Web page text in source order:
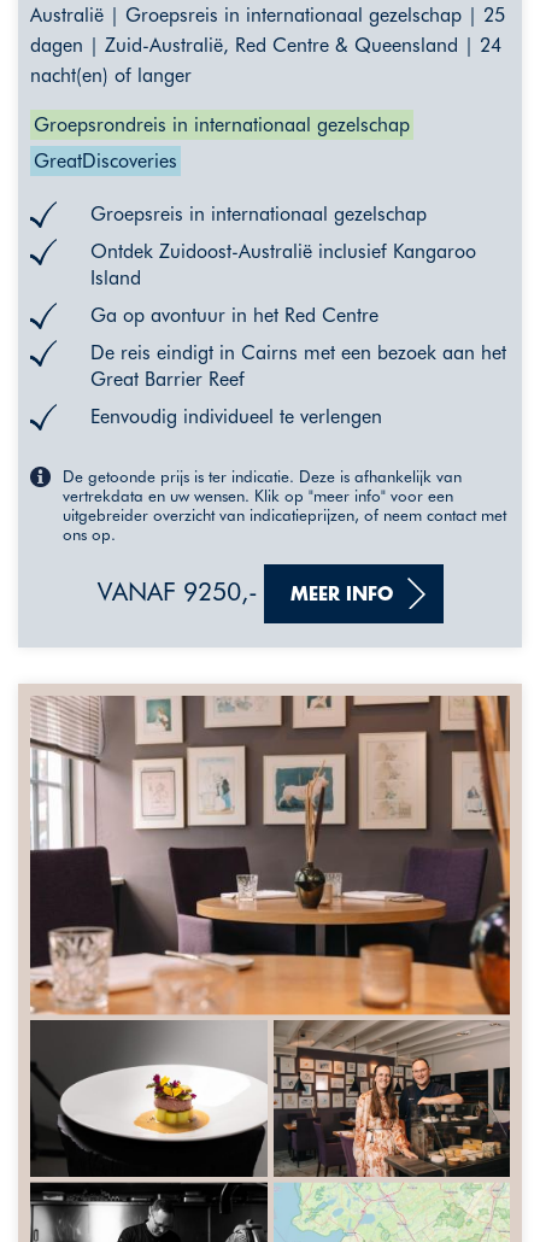
Australië | Groepsreis in internationaal gezelschap | 25
dagen | Zuid-Australië, Red Centre & Queensland | 24
nacht(en) of langer
Groepsrondreis in internationaal gezelschap
GreatDiscoveries
Groepsreis in internationaal gezelschap
Ontdek Zuidoost-Australië inclusief Kangaroo
Island
Ga op avontuur in het Red Centre
De reis eindigt in Cairns met een bezoek aan het
Great Barrier Reef
Eenvoudig individueel te verlengen
De getoonde prijs is ter indicatie. Deze is afhankelijk van
vertrekdata en uw wensen. Klik op "meer info" voor een
uitgebreider overzicht van indicatieprijzen, of neem contact met
ons op.
VANAF 9250,- MEER INFO